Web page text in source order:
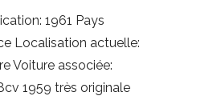
1961 Pays
Localisation actuelle:
Voiture associée:
1959 très originale